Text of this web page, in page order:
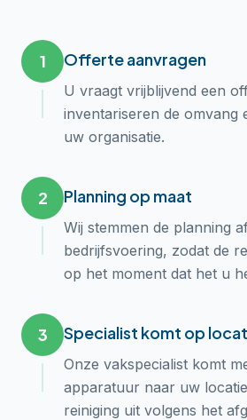
1 Offerte aanvragen
U vraagt vrijblijvend een
inventariseren de omvang
uw organisatie.
2 Planning op maat
Wij stemmen de planning
bedrijfsvoering, zodat de
op het moment dat het u
3 Specialist komt op
Onze vakspecialist komt
apparatuur naar uw
reiniging uit volgens het